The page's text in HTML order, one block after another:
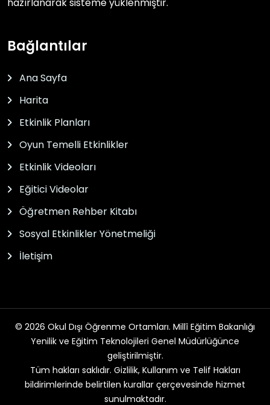
Bağlantılar
Ana Sayfa
Harita
Etkinlik Planları
Oyun Temelli Etkinlikler
Etkinlik Videoları
Eğitici Videolar
Öğretmen Rehber Kitabı
Sosyal Etkinlikler Yönetmeliği
İletişim
© 2026 Okul Dışı Öğrenme Ortamları. Millî Eğitim Bakanlığı
Yenilik ve Eğitim Teknolojileri Genel Müdürlüğünce
geliştirilmiştir.
Tüm hakları saklıdır. Gizlilik, Kullanım ve Telif Hakları
bildirimlerinde belirtilen kurallar çerçevesinde hizmet
sunulmaktadır.